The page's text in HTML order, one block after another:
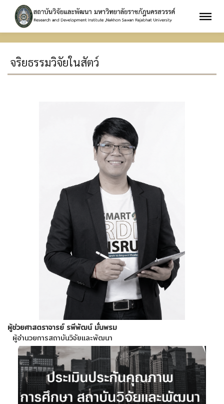
จริยธรรมวิจัยในสัตว์
ผู้ช่วยศาสตราจารย์ รพีพัฒน์ มั่นพรม
ผู้อำนวยการสถาบันวิจัยและพัฒนา